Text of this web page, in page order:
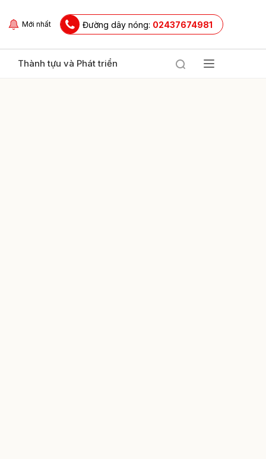
Mới nhất Đường dây nóng: 02437674981
Thành tựu và Phát triển